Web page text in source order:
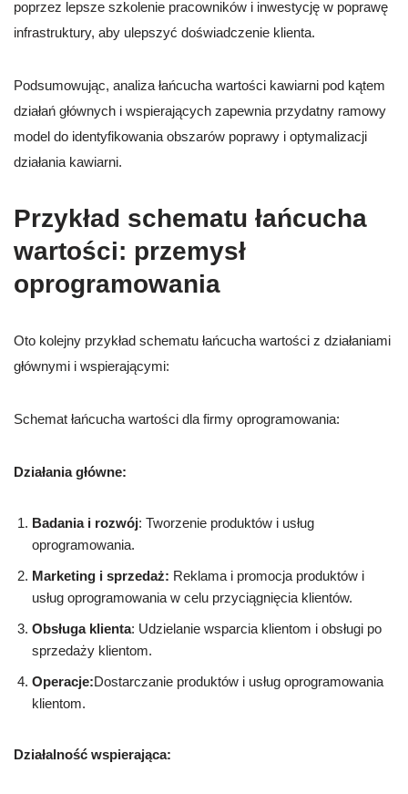
poprzez lepsze szkolenie pracowników i inwestycję w poprawę
infrastruktury, aby ulepszyć doświadczenie klienta.
Podsumowując, analiza łańcucha wartości kawiarni pod kątem
działań głównych i wspierających zapewnia przydatny ramowy
model do identyfikowania obszarów poprawy i optymalizacji
działania kawiarni.
Przykład schematu łańcucha
wartości: przemysł
oprogramowania
Oto kolejny przykład schematu łańcucha wartości z działaniami
głównymi i wspierającymi:
Schemat łańcucha wartości dla firmy oprogramowania:
Działania główne:
Badania i rozwój: Tworzenie produktów i usług
oprogramowania.
Marketing i sprzedaż: Reklama i promocja produktów i
usług oprogramowania w celu przyciągnięcia klientów.
Obsługa klienta: Udzielanie wsparcia klientom i obsługi po
sprzedaży klientom.
Operacje:Dostarczanie produktów i usług oprogramowania
klientom.
Działalność wspierająca: